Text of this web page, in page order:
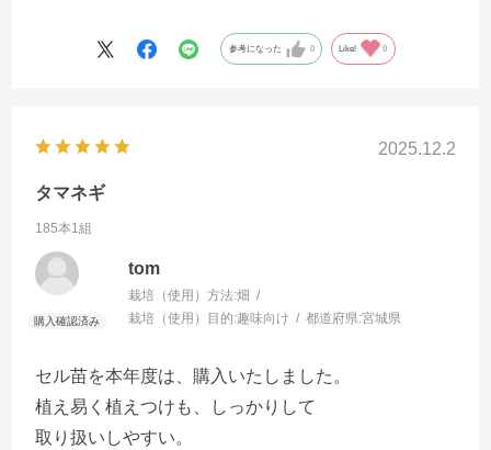
参考になった 0 Like! 0
2025.12.2
タマネギ
185本1組
tom
栽培（使用）方法:畑
栽培（使用）目的:趣味向け 都道府県:宮城県
セル苗を本年度は、購入いたしました。
植え易く植えつけも、しっかりして
取り扱いしやすい。